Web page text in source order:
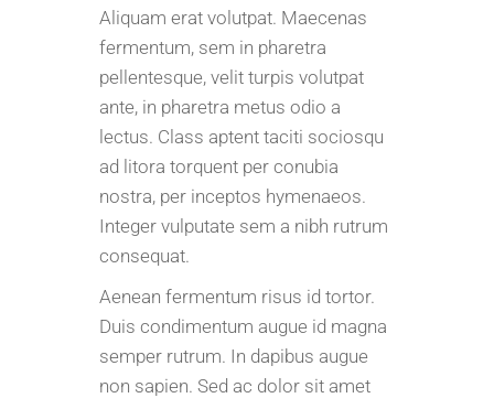
Aliquam erat volutpat. Maecenas
fermentum, sem in pharetra
pellentesque, velit turpis volutpat
ante, in pharetra metus odio a
lectus. Class aptent taciti sociosqu
ad litora torquent per conubia
nostra, per inceptos hymenaeos.
Integer vulputate sem a nibh rutrum
consequat.
Aenean fermentum risus id tortor.
Duis condimentum augue id magna
semper rutrum. In dapibus augue
non sapien. Sed ac dolor sit amet